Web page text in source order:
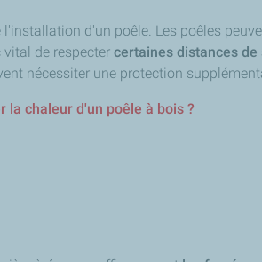
d'un poêle. Les poêles
vital de respectercertaines distances de
nécessiter une protection
la chaleur d'un poêle à bois ?